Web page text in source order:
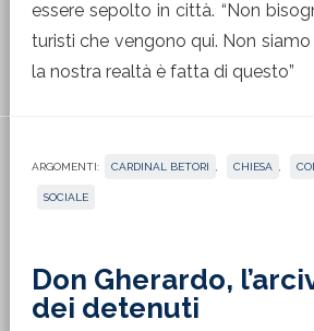
essere sepolto in città. “Non
turisti che vengono qui. Non siamo
la nostra realtà è fatta di questo”
ARGOMENTI: CARDINAL BETORI CHIESA
SOCIALE
Don Gherardo,
dei detenuti